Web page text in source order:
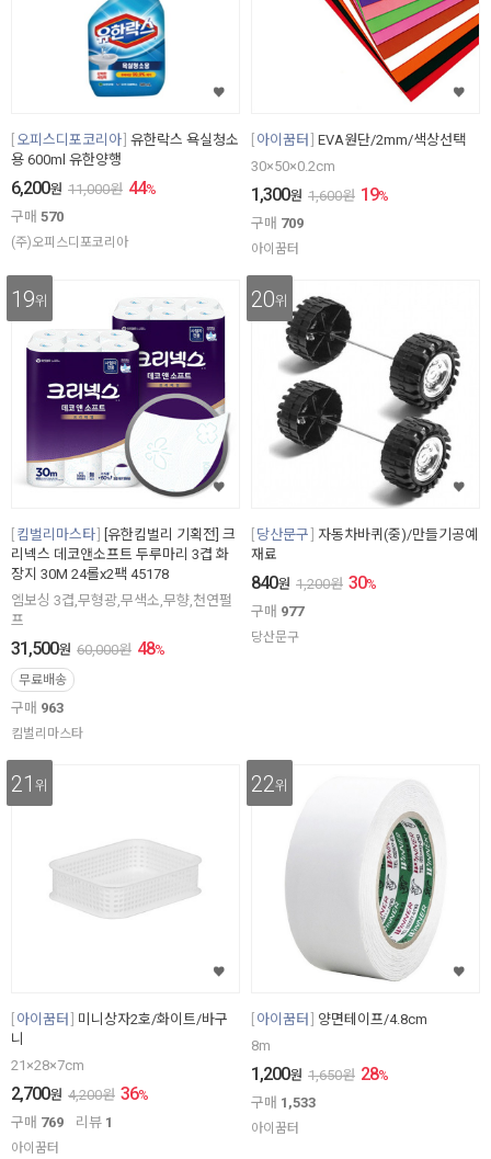
오피스디포코리아 유한락스 욕실청소
용 600ml 유한양행
6,200원 11,000원 44%
구매 570
(주)오피스디포코리아
아이꿈터 EVA원단/2mm/색상선택
30×50×0.2cm
1,300원 1,600원 19%
구매 709
아이꿈터
19위
킴벌리마스타
[유한킴벌리 기획전] 크
리넥스 데코앤소프트 두루마리 3겹 화
장지 30M 24롤x2팩 45178
엠보싱 3겹,무형광,무색소,무향,천연펄
프
31,500원 60,000원 48%
무료배송
구매 963
킴벌리마스타
20위
당산문구
자동차바퀴(중)/만들기공예
재료
840원 1,200원 30%
구매 977
당산문구
21 위
아이꿈터
미니상자2호/화이트/바구
니
21×28×7cm
2,700원 4,200원 36%
구매 769 리뷰 1
아이꿈터
22위
아이꿈터
양면테이프/4.8cm
8m
1,200원 1,650원 28%
구매 1,533
아이꿈터